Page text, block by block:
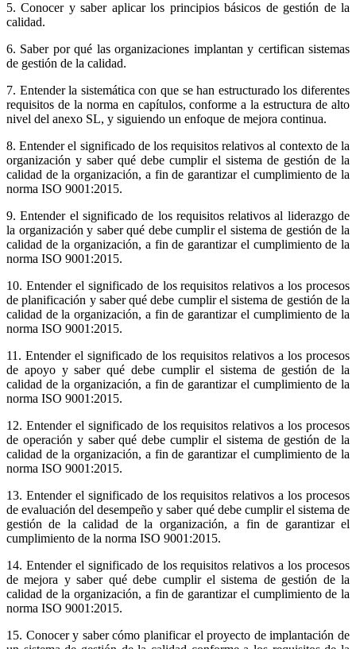
5. Conocer y saber aplicar los principios básicos de gestión de la
calidad.
6. Saber por qué las organizaciones implantan y certifican sistemas
de gestión de la calidad.
7. Entender la sistemática con que se han estructurado los diferentes
requisitos de la norma en capítulos, conforme a la estructura de alto
nivel del anexo SL, y siguiendo un enfoque de mejora continua.
8. Entender el significado de los requisitos relativos al contexto de la
organización y saber qué debe cumplir el sistema de gestión de la
calidad de la organización, a fin de garantizar el cumplimiento de la
norma ISO 9001:2015.
9. Entender el significado de los requisitos relativos al liderazgo de
la organización y saber qué debe cumplir el sistema de gestión de la
calidad de la organización, a fin de garantizar el cumplimiento de la
norma ISO 9001:2015.
10. Entender el significado de los requisitos relativos a los procesos
de planificación y saber qué debe cumplir el sistema de gestión de la
calidad de la organización, a fin de garantizar el cumplimiento de la
norma ISO 9001:2015.
11. Entender el significado de los requisitos relativos a los procesos
de apoyo y saber qué debe cumplir el sistema de gestión de la
calidad de la organización, a fin de garantizar el cumplimiento de la
norma ISO 9001:2015.
12. Entender el significado de los requisitos relativos a los procesos
de operación y saber qué debe cumplir el sistema de gestión de la
calidad de la organización, a fin de garantizar el cumplimiento de la
norma ISO 9001:2015.
13. Entender el significado de los requisitos relativos a los procesos
de evaluación del desempeño y saber qué debe cumplir el sistema de
gestión de la calidad de la organización, a fin de garantizar el
cumplimiento de la norma ISO 9001:2015.
14. Entender el significado de los requisitos relativos a los procesos
de mejora y saber qué debe cumplir el sistema de gestión de la
calidad de la organización, a fin de garantizar el cumplimiento de la
norma ISO 9001:2015.
15. Conocer y saber cómo planificar el proyecto de implantación de